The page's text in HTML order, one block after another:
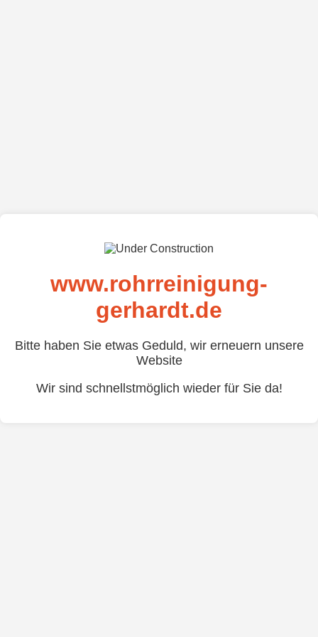
www.rohrreinigung-
gerhardt.de
Bitte haben Sie etwas Geduld, wir erneuern unsere
Website
Wir sind schnellstmöglich wieder für Sie da!